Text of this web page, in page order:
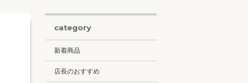
category
新着商品
店長のおすすめ